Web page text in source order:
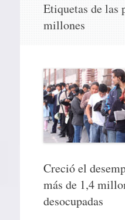
contenido
Etiquetas de las
millones
Creció el
más de 1,4
desocupadas